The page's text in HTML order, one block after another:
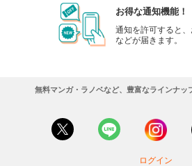
お得な通知機能！
通知を許可すると
などが届きます。
無料マンガ・ラノベなど、豊富なラインナッ
ログイン